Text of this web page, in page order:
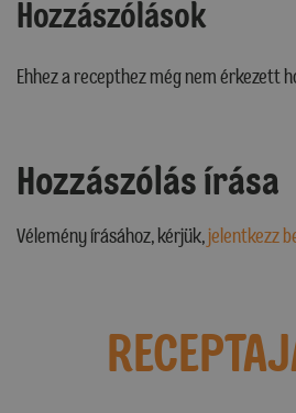
Hozzászólások
Ehhez a recepthez még nem érkezett
Hozzászólás írása
Vélemény írásához, kérjük,jelentkezz